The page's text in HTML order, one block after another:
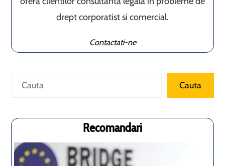
drept corporatist si comercial.
Contactati-ne
Caută Cauta
Recomandari